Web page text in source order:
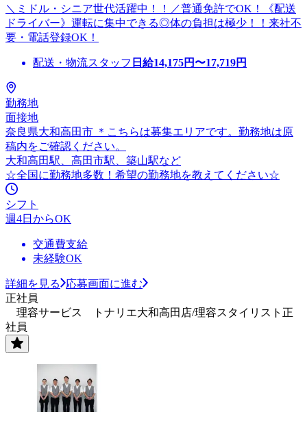
＼ミドル・シニア世代活躍中！！／普通免許でOK！《配送
ドライバー》運転に集中できる◎体の負担は極少！！来社不
要・電話登録OK！
配送・物流スタッフ 日給14,175円〜17,719円
勤務地
面接地
奈良県大和高田市 ＊こちらは募集エリアです。勤務地は原
稿内をご確認ください。
大和高田駅、高田市駅、築山駅など
☆全国に勤務地多数！希望の勤務地を教えてください☆
シフト
週4日からOK
交通費支給
未経験OK
詳細を見る
応募画面に進む
正社員
理容サービス トナリエ大和高田店/理容スタイリスト正
社員